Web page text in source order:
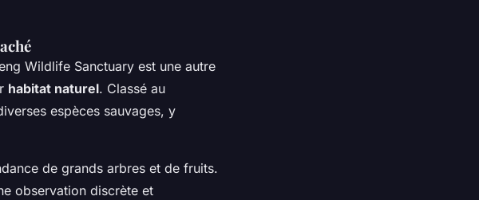
Wildlife Sanctuary est une autre
habitat naturel. Classé au
espèces sauvages, y
de grands arbres et de fruits.
observation discrète et